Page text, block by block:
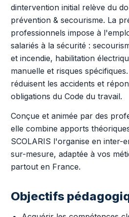
dintervention initial relève du
prévention & secourisme. La
professionnels impose à
salariés à la sécurité :
et incendie, habilitation
manuelle et risques
réduisent les accidents et
obligations du Code du travail.
Conçue et animée par des
elle combine apports
SCOLARIS l'organise en inter-
sur-mesure, adaptée à vos
partout en France.
Objectifs